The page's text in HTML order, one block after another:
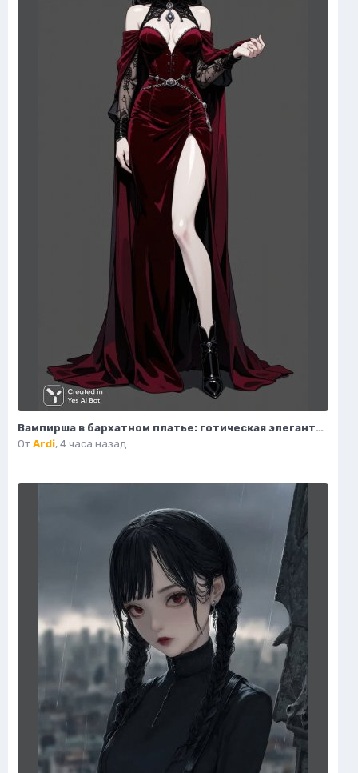
Вампирша в бархатном платье: готическая элегантность и таинственная красота ночи. Изображение из нейросети Flux Ai
От Ardi, 4 часа назад